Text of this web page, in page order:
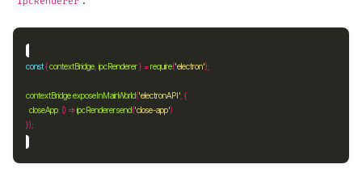
const { contextBridge ipcRenderer } =require('electron'
contextBridgeexposeInMainWorld('electronAPI'
closeApp: () => ipcRenderer.send('close-app'